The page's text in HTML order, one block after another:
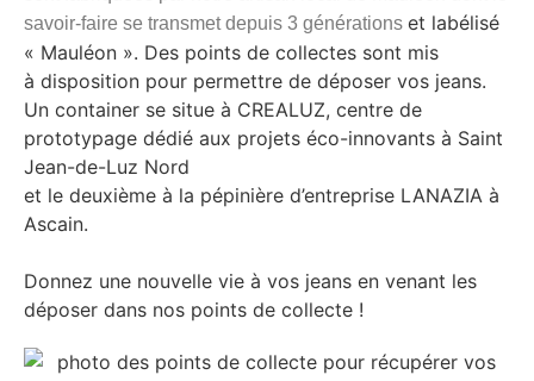
savoir-faire se transmet depuis 3 générations et labélisé
« Mauléon ». Des points de collectes sont mis
à disposition pour permettre de déposer vos jeans.
Un container se situe à CREALUZ, centre de
prototypage dédié aux projets éco-innovants à Saint
Jean-de-Luz Nord
et le deuxième à la pépinière d’entreprise LANAZIA à
Ascain.
Donnez une nouvelle vie à vos jeans en venant les
déposer dans nos points de collecte !